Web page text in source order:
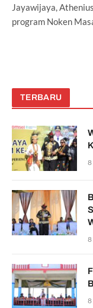
Jayawijaya,
program Noken
TERBARU
8
8
8